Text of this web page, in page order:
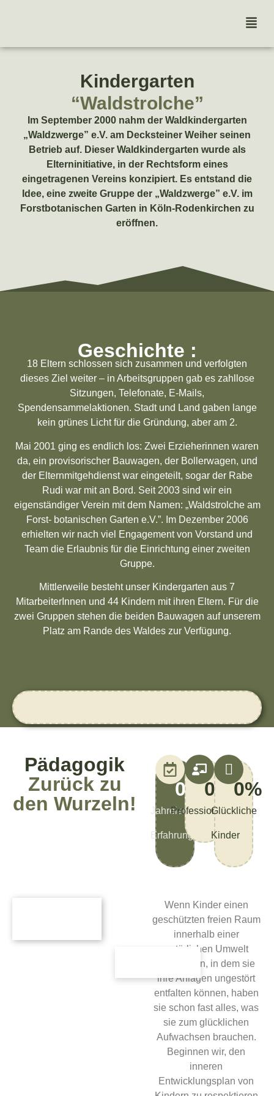
Kindergarten
“Waldstrolche”
Im September 2000 nahm der Waldkindergarten
„Waldzwerge” e.V. am Decksteiner Weiher seinen
Betrieb auf. Dieser Waldkindergarten wurde als
Elterninitiative, in der Rechtsform eines
eingetragenen Vereins konzipiert. Es entstand die
Idee, eine zweite Gruppe der „Waldzwerge” e.V. im
Forstbotanischen Garten in Köln-Rodenkirchen zu
eröffnen.
Geschichte :
18 Eltern schlossen sich zusammen und verfolgten
dieses Ziel weiter – in Arbeitsgruppen gab es zahllose
Sitzungen, Telefonate, E-Mails,
Spendensammelaktionen. Stadt und Land gaben lange
kein grünes Licht für die Gründung, aber am 2.
Mai 2001 ging es endlich los: Zwei Erzieherinnen waren
da, ein provisorischer Bauwagen, der Bollerwagen, und
der Elternmitgehdienst war eingeteilt, sogar der Rabe
Rudi war mit an Bord. Seit 2003 sind wir ein
eigenständiger Verein mit dem Namen: „Waldstrolche am
Forst- botanischen Garten e.V.”. Im Dezember 2006
erhielten wir nach viel Engagement von Vorstand und
Team die Erlaubnis für die Einrichtung einer zweiten
Gruppe.
Mittlerweile besteht unser Kindergarten aus 7
MitarbeiterInnen und 44 Kindern mit ihren Eltern. Für die
zwei Gruppen stehen die beiden Bauwagen auf unserem
Platz am Rande des Waldes zur Verfügung.
Pädagogik
Zurück zu
den Wurzeln!
Jahrelange
Erfahrung
0 +
Professionalität
0 %
Glückliche
Kinder
0%
Wenn Kinder einen
geschützten freien Raum
innerhalb einer
natürlichen Umwelt
bekommen, in dem sie
ihre Anlagen ungestört
entfalten können, haben
sie schon fast alles, was
sie zum glücklichen
Aufwachsen brauchen.
Beginnen wir, den
inneren
Entwicklungsplan von